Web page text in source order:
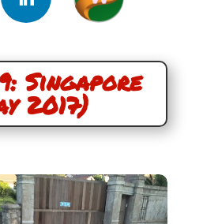
Singapore
2017)